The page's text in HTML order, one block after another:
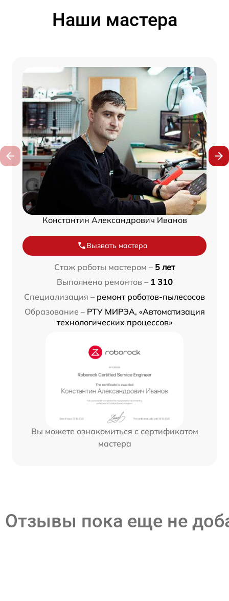
Наши мастера
Константин Александрович Иванов
Вызвать мастера
Стаж работы мастером – 5 лет
Выполнено ремонтов – 1 310
Специализация – ремонт роботов-пылесосов
Образование – РТУ МИРЭА, «Автоматизация
технологических процессов»
Вы можете ознакомиться с сертификатом
мастера
Отзывы пока еще не